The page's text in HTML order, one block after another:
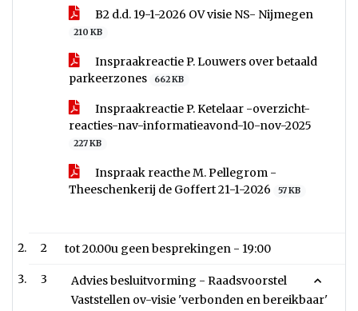
B2 d.d. 19-1-2026 OV visie NS- Nijmegen
210 KB
Inspraakreactie P. Louwers over betaald
parkeerzones
662 KB
Inspraakreactie P. Ketelaar -overzicht-
reacties-nav-informatieavond-10-nov-2025
227 KB
Inspraak reacthe M. Pellegrom -
Theeschenkerij de Goffert 21-1-2026
57 KB
2 tot 20.00u geen besprekingen - 19:00
3
Advies besluitvorming - Raadsvoorstel
Vaststellen ov-visie 'verbonden en bereikbaar'